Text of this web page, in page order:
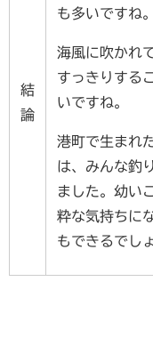
結
論
も多いですね。
海風に吹かれ
すっきりする
いですね。
港町で生まれ
は、みんな釣
ました。幼い
粋な気持ちに
もできるでし